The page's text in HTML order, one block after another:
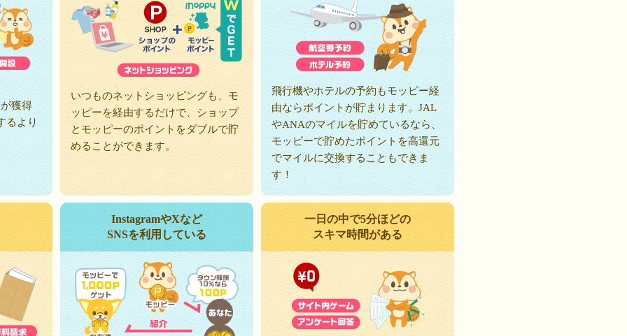
獲得
るより
いつものネットショッピングも、モ
ッピーを経由するだけで、ショップ
とモッピーのポイントをダブルで貯
めることができます。
飛行機やホテルの予約もモッピー経
由ならポイントが貯まります。JAL
やANAのマイルを貯めているなら、
モッピーで貯めたポイントを高還元
でマイルに交換することもできま
す！
InstagramやXなど
SNSを利用している
一日の中で5分ほどの
スキマ時間がある